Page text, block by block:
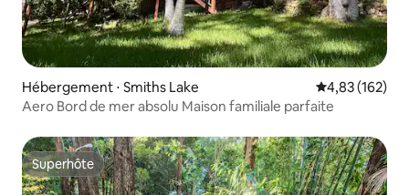
Hébergement ⋅ Smiths Lake Évaluation
4,83 (162)
Aero Bord de mer absolu Maison familiale parfaite
Superhôte
Superhôte